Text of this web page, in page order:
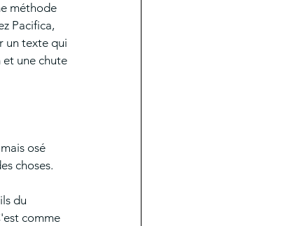
méthode
Pacifica,
un texte qui
et une chute
osé
choses.
du
comme